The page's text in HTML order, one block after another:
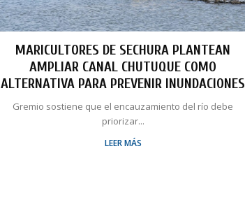
MARICULTORES DE SECHURA PLANTEAN
AMPLIAR CANAL CHUTUQUE COMO
ALTERNATIVA PARA PREVENIR INUNDACIONES
Gremio sostiene que el encauzamiento del río debe
priorizar...
LEER MÁS